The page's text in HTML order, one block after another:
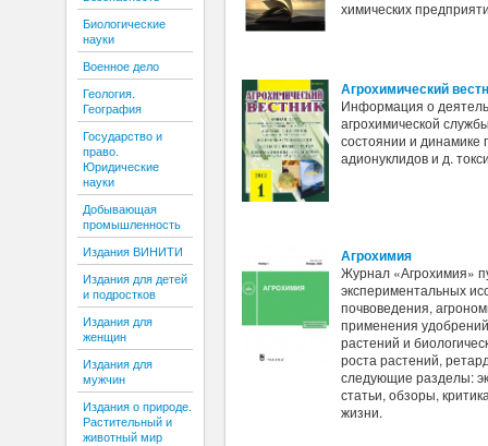
Биологические
науки
Военное дело
Геология.
География
Государство и
право.
Юридические
науки
Добывающая
промышленность
Издания ВИНИТИ
Издания для детей
и подростков
Издания для
женщин
Издания для
мужчин
Издания о природе.
Растительный и
животный мир
Буква:
химических
Агрохимический
Информация о
агрохимической
состоянии и динамике
адионуклидов и д.
Агрохимия
Журнал «Агрохимия»
экспериментальных
почвоведения,
применения
растений и
роста растений,
следующие разделы:
статьи, обзоры,
жизни.